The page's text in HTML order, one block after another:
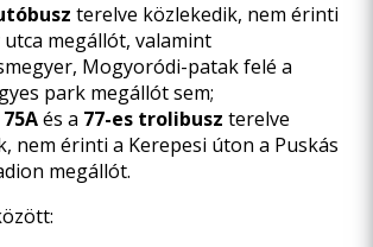
terelve közlekedik, nem érinti
utca megállót, valamint
Mogyoródi-patak felé a
park megállót sem;
75Aés a 77-es trolibusz terelve
nem érinti a Kerepesi úton a Puskás
megállót.